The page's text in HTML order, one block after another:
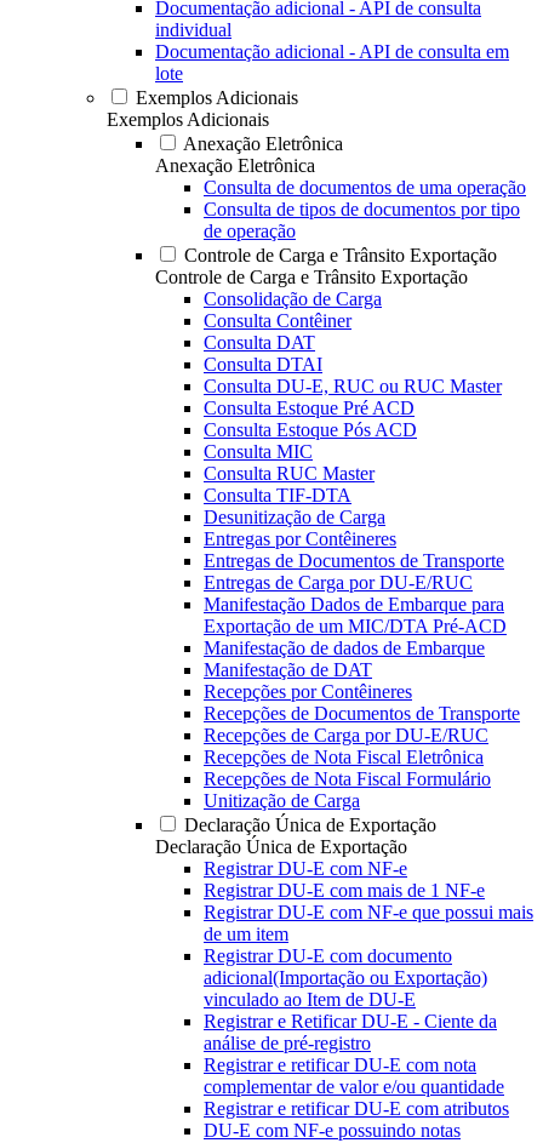
Documentação adicional - API de consulta
individual
Documentação adicional - API de consulta em
lote
Exemplos Adicionais
Exemplos Adicionais
Anexação Eletrônica
Anexação Eletrônica
Consulta de documentos de uma operação
Consulta de tipos de documentos por tipo
de operação
Controle de Carga e Trânsito Exportação
Controle de Carga e Trânsito Exportação
Consolidação de Carga
Consulta Contêiner
Consulta DAT
Consulta DTAI
Consulta DU-E, RUC ou RUC Master
Consulta Estoque Pré ACD
Consulta Estoque Pós ACD
Consulta MIC
Consulta RUC Master
Consulta TIF-DTA
Desunitização de Carga
Entregas por Contêineres
Entregas de Documentos de Transporte
Entregas de Carga por DU-E/RUC
Manifestação Dados de Embarque para
Exportação de um MIC/DTA Pré-ACD
Manifestação de dados de Embarque
Manifestação de DAT
Recepções por Contêineres
Recepções de Documentos de Transporte
Recepções de Carga por DU-E/RUC
Recepções de Nota Fiscal Eletrônica
Recepções de Nota Fiscal Formulário
Unitização de Carga
Declaração Única de Exportação
Declaração Única de Exportação
Registrar DU-E com NF-e
Registrar DU-E com mais de 1 NF-e
Registrar DU-E com NF-e que possui mais
de um item
Registrar DU-E com documento
adicional(Importação ou Exportação)
vinculado ao Item de DU-E
Registrar e Retificar DU-E - Ciente da
análise de pré-registro
Registrar e retificar DU-E com nota
complementar de valor e/ou quantidade
Registrar e retificar DU-E com atributos
DU-E com NF-e possuindo notas